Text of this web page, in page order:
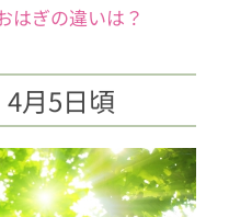
はぎの違いは？
月5日頃